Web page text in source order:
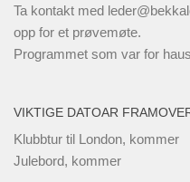
Ta kontakt med
opp for et prøvemøte.
Programmet som var for
VIKTIGE DATOAR
Klubbtur til London, kommer
Julebord, kommer